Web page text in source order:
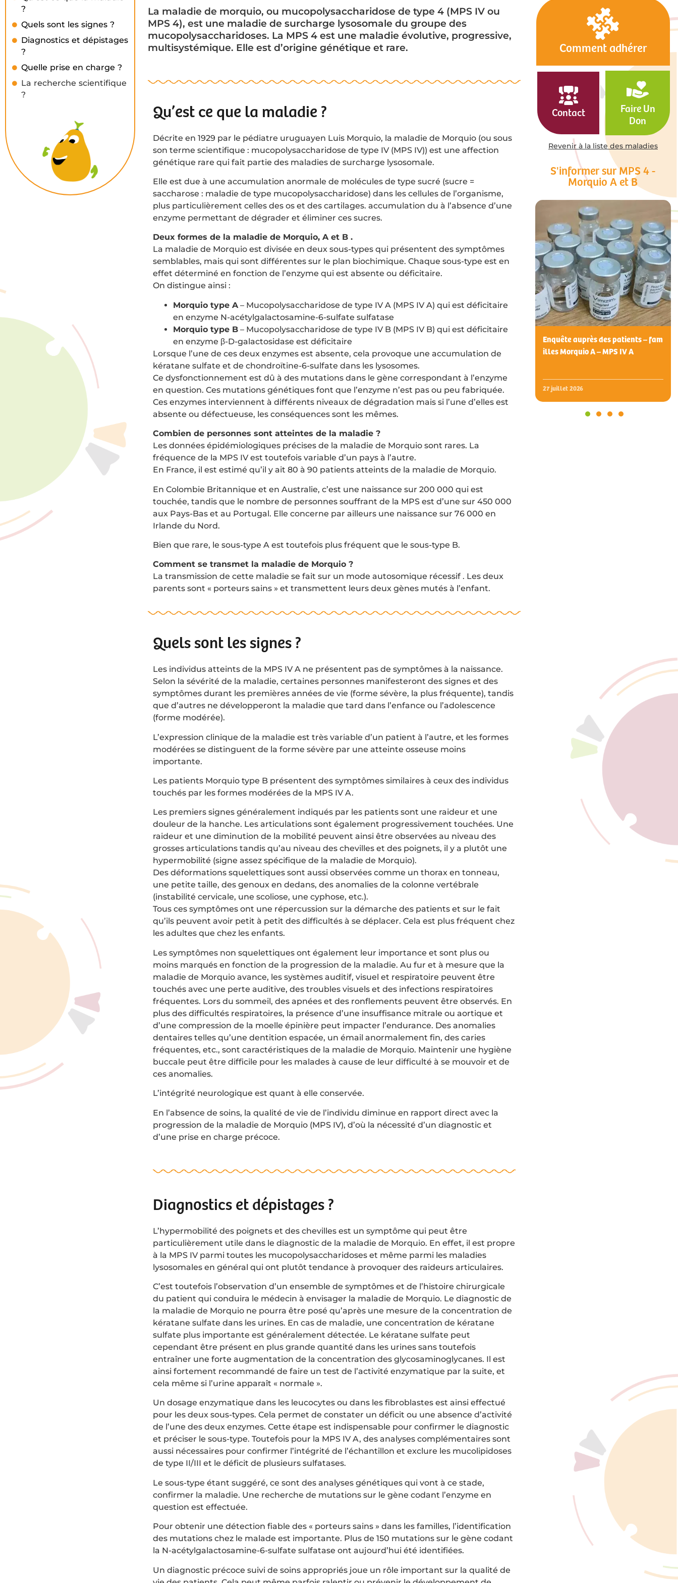
?
Quels sont les signes ?
Diagnostics et dépistages
?
Quelle prise en charge ?
La recherche scientifique
?
La maladie de morquio, ou mucopolysaccharidose de type 4 (MPS IV ou
MPS 4), est une maladie de surcharge lysosomale du groupe des
mucopolysaccharidoses. La MPS 4 est une maladie évolutive, progressive,
multisystémique. Elle est d’origine génétique et rare.
Qu’est ce que la maladie ?
Décrite en 1929 par le pédiatre uruguayen Luis Morquio, la maladie de Morquio (ou sous
son terme scientifique : mucopolysaccharidose de type IV (MPS IV)) est une affection
génétique rare qui fait partie des maladies de surcharge lysosomale.
Elle est due à une accumulation anormale de molécules de type sucré (sucre =
saccharose : maladie de type mucopolysaccharidose) dans les cellules de l’organisme,
plus particulièrement celles des os et des cartilages. accumulation du à l’absence d’une
enzyme permettant de dégrader et éliminer ces sucres.
Deux formes de la maladie de Morquio, A et B .
La maladie de Morquio est divisée en deux sous-types qui présentent des symptômes
semblables, mais qui sont différentes sur le plan biochimique. Chaque sous-type est en
effet déterminé en fonction de l’enzyme qui est absente ou déficitaire.
On distingue ainsi :
Morquio type A – Mucopolysaccharidose de type IV A (MPS IV A) qui est déficitaire
en enzyme N-acétylgalactosamine-6-sulfate sulfatase
Morquio type B – Mucopolysaccharidose de type IV B (MPS IV B) qui est déficitaire
en enzyme β-D-galactosidase est déficitaire
Lorsque l’une de ces deux enzymes est absente, cela provoque une accumulation de
kératane sulfate et de chondroïtine-6-sulfate dans les lysosomes.
Ce dysfonctionnement est dû à des mutations dans le gène correspondant à l’enzyme
en question. Ces mutations génétiques font que l’enzyme n’est pas ou peu fabriquée.
Ces enzymes interviennent à différents niveaux de dégradation mais si l’une d’elles est
absente ou défectueuse, les conséquences sont les mêmes.
Combien de personnes sont atteintes de la maladie ?
Les données épidémiologiques précises de la maladie de Morquio sont rares. La
fréquence de la MPS IV est toutefois variable d’un pays à l’autre.
En France, il est estimé qu’il y ait 80 à 90 patients atteints de la maladie de Morquio.
En Colombie Britannique et en Australie, c’est une naissance sur 200 000 qui est
touchée, tandis que le nombre de personnes souffrant de la MPS est d’une sur 450 000
aux Pays-Bas et au Portugal. Elle concerne par ailleurs une naissance sur 76 000 en
Irlande du Nord.
Bien que rare, le sous-type A est toutefois plus fréquent que le sous-type B.
Comment se transmet la maladie de Morquio ?
La transmission de cette maladie se fait sur un mode autosomique récessif . Les deux
parents sont « porteurs sains » et transmettent leurs deux gènes mutés à l’enfant.
Quels sont les signes ?
Les individus atteints de la MPS IV A ne présentent pas de symptômes à la naissance.
Selon la sévérité de la maladie, certaines personnes manifesteront des signes et des
symptômes durant les premières années de vie (forme sévère, la plus fréquente), tandis
que d’autres ne développeront la maladie que tard dans l’enfance ou l’adolescence
(forme modérée).
L’expression clinique de la maladie est très variable d’un patient à l’autre, et les formes
modérées se distinguent de la forme sévère par une atteinte osseuse moins
importante.
Les patients Morquio type B présentent des symptômes similaires à ceux des individus
touchés par les formes modérées de la MPS IV A.
Les premiers signes généralement indiqués par les patients sont une raideur et une
douleur de la hanche. Les articulations sont également progressivement touchées. Une
raideur et une diminution de la mobilité peuvent ainsi être observées au niveau des
grosses articulations tandis qu’au niveau des chevilles et des poignets, il y a plutôt une
hypermobilité (signe assez spécifique de la maladie de Morquio).
Des déformations squelettiques sont aussi observées comme un thorax en tonneau,
une petite taille, des genoux en dedans, des anomalies de la colonne vertébrale
(instabilité cervicale, une scoliose, une cyphose, etc.).
Tous ces symptômes ont une répercussion sur la démarche des patients et sur le fait
qu’ils peuvent avoir petit à petit des difficultés à se déplacer. Cela est plus fréquent chez
les adultes que chez les enfants.
Les symptômes non squelettiques ont également leur importance et sont plus ou
moins marqués en fonction de la progression de la maladie. Au fur et à mesure que la
maladie de Morquio avance, les systèmes auditif, visuel et respiratoire peuvent être
touchés avec une perte auditive, des troubles visuels et des infections respiratoires
fréquentes. Lors du sommeil, des apnées et des ronflements peuvent être observés. En
plus des difficultés respiratoires, la présence d’une insuffisance mitrale ou aortique et
d’une compression de la moelle épinière peut impacter l’endurance. Des anomalies
dentaires telles qu’une dentition espacée, un émail anormalement fin, des caries
fréquentes, etc., sont caractéristiques de la maladie de Morquio. Maintenir une hygiène
buccale peut être difficile pour les malades à cause de leur difficulté à se mouvoir et de
ces anomalies.
L’intégrité neurologique est quant à elle conservée.
En l’absence de soins, la qualité de vie de l’individu diminue en rapport direct avec la
progression de la maladie de Morquio (MPS IV), d’où la nécessité d’un diagnostic et
d’une prise en charge précoce.
Diagnostics et dépistages ?
L’hypermobilité des poignets et des chevilles est un symptôme qui peut être
particulièrement utile dans le diagnostic de la maladie de Morquio. En effet, il est propre
à la MPS IV parmi toutes les mucopolysaccharidoses et même parmi les maladies
lysosomales en général qui ont plutôt tendance à provoquer des raideurs articulaires.
C’est toutefois l’observation d’un ensemble de symptômes et de l’histoire chirurgicale
du patient qui conduira le médecin à envisager la maladie de Morquio. Le diagnostic de
la maladie de Morquio ne pourra être posé qu’après une mesure de la concentration de
kératane sulfate dans les urines. En cas de maladie, une concentration de kératane
sulfate plus importante est généralement détectée. Le kératane sulfate peut
cependant être présent en plus grande quantité dans les urines sans toutefois
entraîner une forte augmentation de la concentration des glycosaminoglycanes. Il est
ainsi fortement recommandé de faire un test de l’activité enzymatique par la suite, et
cela même si l’urine apparaît « normale ».
Un dosage enzymatique dans les leucocytes ou dans les fibroblastes est ainsi effectué
pour les deux sous-types. Cela permet de constater un déficit ou une absence d’activité
de l’une des deux enzymes. Cette étape est indispensable pour confirmer le diagnostic
et préciser le sous-type. Toutefois pour la MPS IV A, des analyses complémentaires sont
aussi nécessaires pour confirmer l’intégrité de l’échantillon et exclure les mucolipidoses
de type II/III et le déficit de plusieurs sulfatases.
Le sous-type étant suggéré, ce sont des analyses génétiques qui vont à ce stade,
confirmer la maladie. Une recherche de mutations sur le gène codant l’enzyme en
question est effectuée.
Pour obtenir une détection fiable des « porteurs sains » dans les familles, l’identification
des mutations chez le malade est importante. Plus de 150 mutations sur le gène codant
la N-acétylgalactosamine-6-sulfate sulfatase ont aujourd’hui été identifiées.
Un diagnostic précoce suivi de soins appropriés joue un rôle important sur la qualité de
Comment adhérer
Contact
Faire Un
Don
Revenir à la liste des maladies
S'informer sur MPS 4 -
Morquio A et B
Enquête auprès des patients – fam
illes Morquio A – MPS IV A
27 juillet 2026